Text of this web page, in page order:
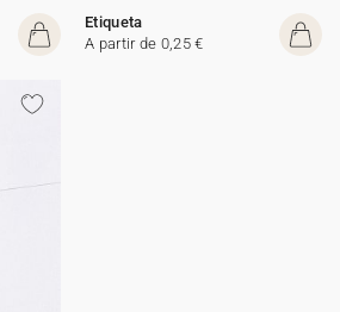
Etiqueta
A partir de 0,25 €